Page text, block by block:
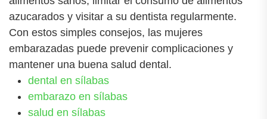
azucarados y visitar a su dentista regularmente.
Con estos simples consejos, las mujeres
embarazadas puede prevenir complicaciones y
mantener una buena salud dental.
dental en sílabas
embarazo en sílabas
salud en sílabas